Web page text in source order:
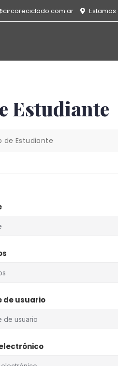
Estamos
Estudiante
de Estudiante
de usuario